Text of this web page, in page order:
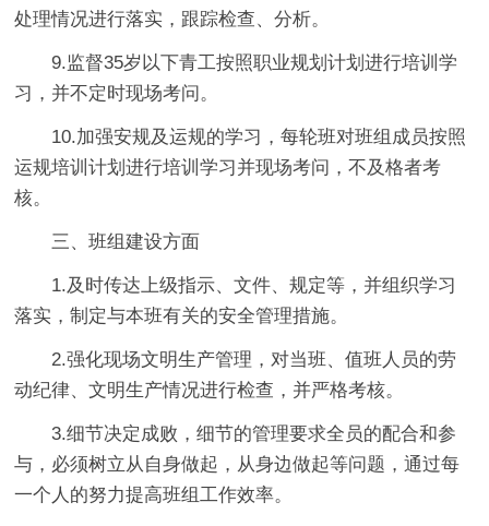
处理情况进行落实，跟踪检查、分析。
9.监督35岁以下青工按照职业规划计划进行培训学
习，并不定时现场考问。
10.加强安规及运规的学习，每轮班对班组成员按照
运规培训计划进行培训学习并现场考问，不及格者考
核。
三、班组建设方面
1.及时传达上级指示、文件、规定等，并组织学习
落实，制定与本班有关的安全管理措施。
2.强化现场文明生产管理，对当班、值班人员的劳
动纪律、文明生产情况进行检查，并严格考核。
3.细节决定成败，细节的管理要求全员的配合和参
与，必须树立从自身做起，从身边做起等问题，通过每
一个人的努力提高班组工作效率。